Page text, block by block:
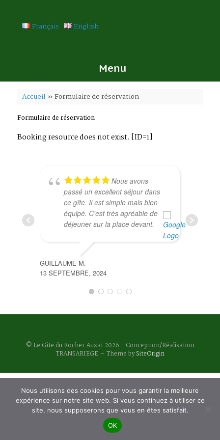
content Français English
Menu
Accueil »Formulaire de réservation
Formulaire de réservation
Booking resource does not exist. [ID=1]
Nous avons
passé un excellent séjour dans
ce gîte. Il est simple mais bien
équipé. C'est très agréable de
déjeuner sur la place devant.
GUILLAUME M.
13 SEPTEMBRE, 2024
© Le Gîte du Rocher Auzat 2026 - Conception/Réalisation
TRANSARIEGE
Theme bySiteOrigin
Nous utilisons des cookies pour vous garantir la meilleure
expérience sur notre site web. Si vous continuez à utiliser ce
site, nous supposerons que vous en êtes satisfait.
OK